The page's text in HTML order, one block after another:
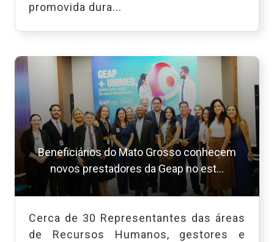
promovida dura...
Beneficiários do Mato Grosso conhecem
novos prestadores da Geap no est...
Cerca de 30 Representantes das áreas
de Recursos Humanos, gestores e